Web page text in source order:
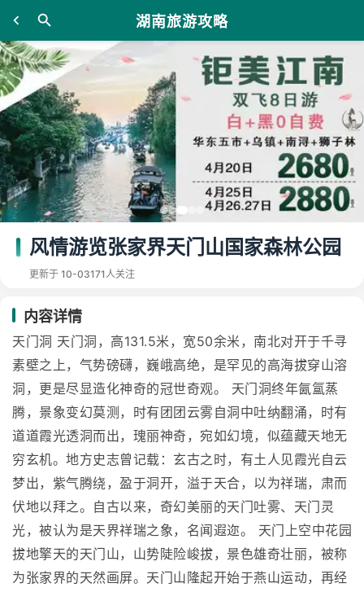
湖南旅游攻略
风情游览张家界天门山国家森林公园
更新于 10-03171人关注
内容详情
天门洞 天门洞，高131.5米，宽50余米，南北对开于千寻
素壁之上，气势磅礴，巍峨高绝，是罕见的高海拔穿山溶
洞，更是尽显造化神奇的冠世奇观。 天门洞终年氤氲蒸
腾，景象变幻莫测，时有团团云雾自洞中吐纳翻涌，时有
道道霞光透洞而出，瑰丽神奇，宛如幻境，似蕴藏天地无
穷玄机。地方史志曾记载：玄古之时，有土人见霞光自云
梦出，紫气腾绕，盈于洞开，溢于天合，以为祥瑞，肃而
伏地以拜之。自古以来，奇幻美丽的天门吐雾、天门灵
光，被认为是天界祥瑞之象，名闻遐迩。 天门上空中花园
拔地擎天的天门山，山势陡险峻拔，景色雄奇壮丽，被称
为张家界的天然画屏。天门山隆起开始于燕山运动，再经